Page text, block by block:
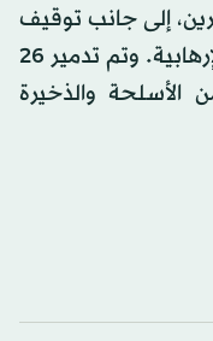
اثنين، وجرى اعتقال 8 آخرين، إلى جانب توقيف
4 عناصر لدعم وإسناد الجماعات الإرهابية. وتم تدمير 26
الأسلحة والذخيرة